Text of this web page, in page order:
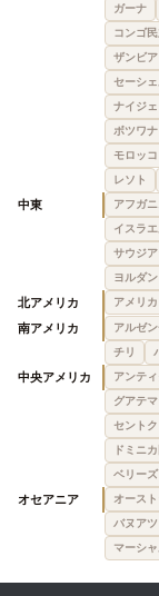
ガーナ
コンゴ
ザンビア
セーシ
ナイジ
ボツワナ
モロッコ
レソト
中東 アフガ
イスラ
サウジ
ヨルダン
北アメリカ アメリカ
南アメリカ アルゼ
チリ
中央アメリカ アンテ
グアテマ
セント
ドミニ
ベリーズ
オセアニア オース
バヌアツ
マーシ